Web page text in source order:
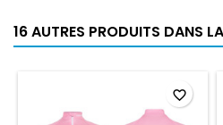
16 AUTRES PRODUITS DANS
favorite_border